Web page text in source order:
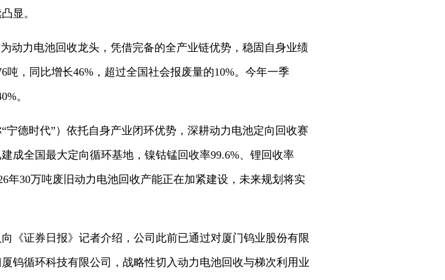
显。
力电池回收龙头，凭借完备的全产业链优势，稳固自身业绩
吨，同比增长46%，超过全国社会报废量的10%。今年一季
。
德时代”）依托自身产业闭环优势，深耕动力电池定向回收赛
成全国最大定向循环基地，镍钴锰回收率99.6%、锂回收率
年30万吨废旧动力电池回收产能正在加紧建设，未来规划将实
证券日报》记者介绍，公司此前已通过对厦门钨业股份有限
钨循环科技有限公司，战略性切入动力电池回收与梯次利用业